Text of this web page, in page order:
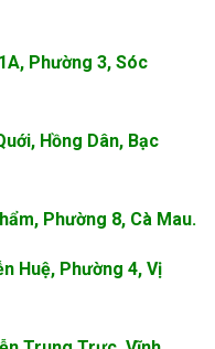
Phường 3, Sóc
Hồng Dân, Bạc
Phường 8, Cà Mau.
Huệ, Phường 4, Vị